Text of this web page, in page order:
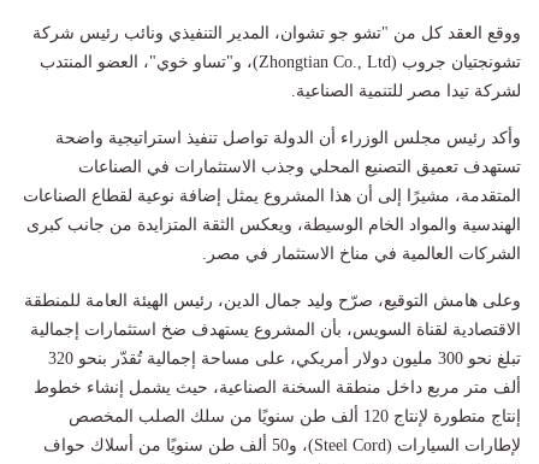
ووقع العقد كل من "تشو جو تشوان، المدير التنفيذي ونائب رئيس شركة
تشونجتيان جروب (Zhongtian Co., Ltd)، و"تساو خوي"، العضو المنتدب
لشركة تيدا مصر للتنمية الصناعية.
وأكد رئيس مجلس الوزراء أن الدولة تواصل تنفيذ استراتيجية واضحة
تستهدف تعميق التصنيع المحلي وجذب الاستثمارات في الصناعات
المتقدمة، مشيرًا إلى أن هذا المشروع يمثل إضافة نوعية لقطاع الصناعات
الهندسية والمواد الخام الوسيطة، ويعكس الثقة المتزايدة من جانب كبرى
الشركات العالمية في مناخ الاستثمار في مصر.
وعلى هامش التوقيع، صرّح وليد جمال الدين، رئيس الهيئة العامة للمنطقة
الاقتصادية لقناة السويس، بأن المشروع يستهدف ضخ استثمارات إجمالية
تبلغ نحو 300 مليون دولار أمريكي، على مساحة إجمالية تُقدّر بنحو 320
ألف متر مربع داخل منطقة السخنة الصناعية، حيث يشمل إنشاء خطوط
إنتاج متطورة لإنتاج 120 ألف طن سنويًا من سلك الصلب المخصص
لإطارات السيارات (Steel Cord)، و50 ألف طن سنويًا من أسلاك حواف